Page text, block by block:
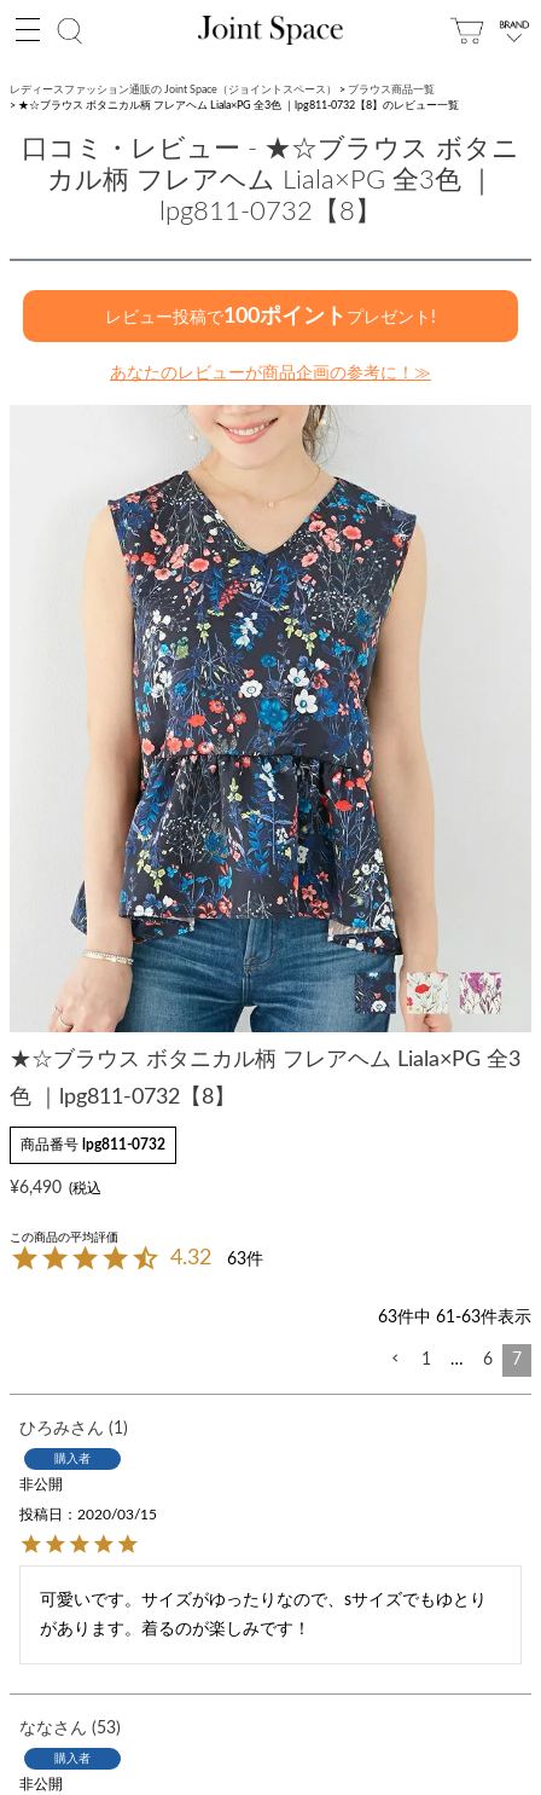
レディースファッション通販の Joint Space（ジョイントスペース）
ブラウス商品一覧
★☆ブラウス ボタニカル柄 フレアヘム Liala×PG 全3色 ｜lpg811-0732【8】のレビュー一覧
口コミ・レビュー - ★☆ブラウス ボタニ
カル柄 フレアヘム Liala×PG 全3色 ｜
lpg811-0732【8】
レビュー投稿で100ポイント プレゼント!
あなたのレビューが商品企画の参考に！≫
★☆ブラウス ボタニカル柄 フレアヘム Liala×PG 全3
色 ｜lpg811-0732【8】
商品番号 lpg811-0732
¥6,490
4.32 63
63件中 61 -63件表示
1 … 6 7
ひろみ 1
購入者
非公開
投稿日 2020/03/15
可愛いです。サイズがゆったりなので、sサイズでもゆとり
があります。着るのが楽しみです！
なな 53
購入者
非公開